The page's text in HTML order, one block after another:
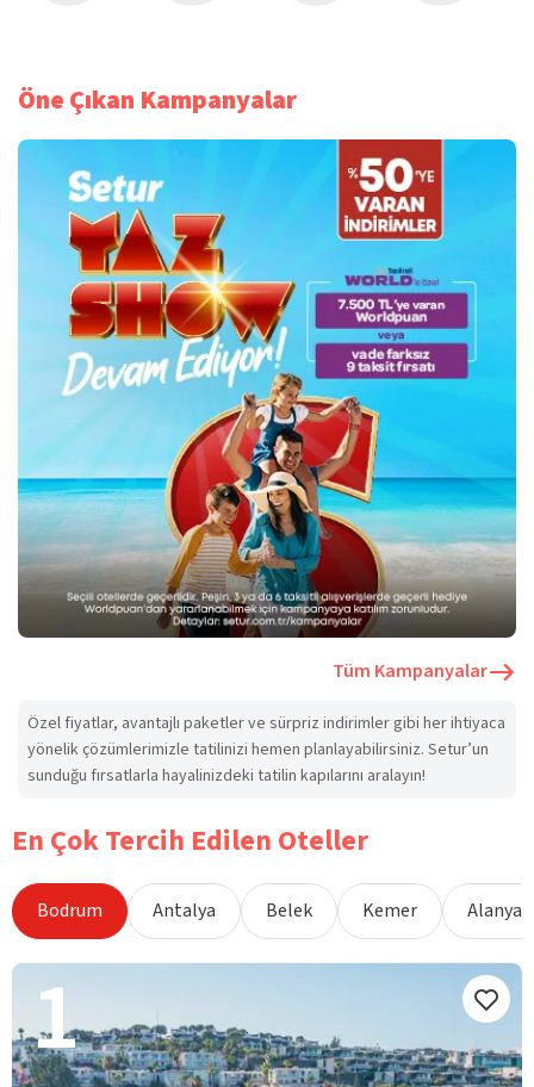
Öne Çıkan Kampanyalar
Tüm Kampanyalar
Özel fiyatlar, avantajlı paketler ve sürpriz indirimler gibi her ihtiyaca
yönelik çözümlerimizle tatilinizi hemen planlayabilirsiniz. Setur’un
sunduğu fırsatlarla hayalinizdeki tatilin kapılarını aralayın!
En Çok Tercih Edilen Oteller
Bodrum Antalya Belek Kemer Alanya
1